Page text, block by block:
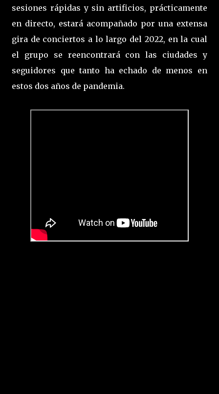
sesiones rápidas y sin artificios, prácticamente
en directo, estará acompañado por una extensa
gira de conciertos a lo largo del 2022, en la cual
el grupo se reencontrará con las ciudades y
seguidores que tanto ha echado de menos en
estos dos años de pandemia.